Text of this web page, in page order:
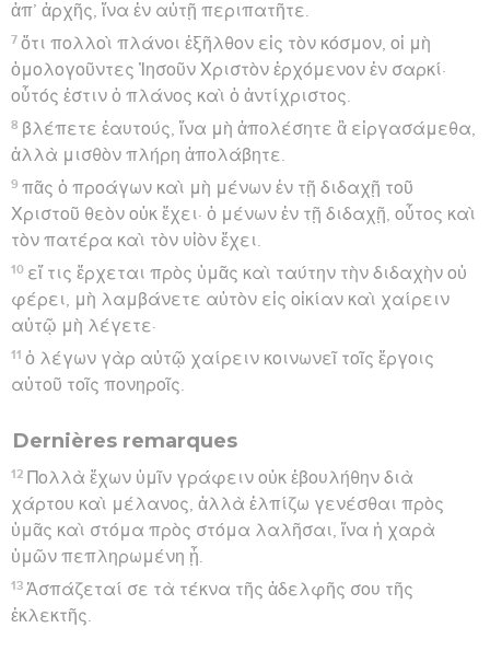
ἀπ’ ἀρχῆς, ἵνα ἐν αὐτῇ περιπατῆτε.
7 ὅτι πολλοὶ πλάνοι ἐξῆλθον εἰς τὸν κόσμον, οἱ μὴ
ὁμολογοῦντες Ἰησοῦν Χριστὸν ἐρχόμενον ἐν σαρκί·
οὗτός ἐστιν ὁ πλάνος καὶ ὁ ἀντίχριστος.
8 βλέπετε ἑαυτούς, ἵνα μὴ ἀπολέσητε ἃ εἰργασάμεθα,
ἀλλὰ μισθὸν πλήρη ἀπολάβητε.
9 πᾶς ὁ προάγων καὶ μὴ μένων ἐν τῇ διδαχῇ τοῦ
Χριστοῦ θεὸν οὐκ ἔχει· ὁ μένων ἐν τῇ διδαχῇ, οὗτος καὶ
τὸν πατέρα καὶ τὸν υἱὸν ἔχει.
10 εἴ τις ἔρχεται πρὸς ὑμᾶς καὶ ταύτην τὴν διδαχὴν οὐ
φέρει, μὴ λαμβάνετε αὐτὸν εἰς οἰκίαν καὶ χαίρειν
αὐτῷ μὴ λέγετε·
11 ὁ λέγων γὰρ αὐτῷ χαίρειν κοινωνεῖ τοῖς ἔργοις
αὐτοῦ τοῖς πονηροῖς.
Dernières remarques
12 Πολλὰ ἔχων ὑμῖν γράφειν οὐκ ἐβουλήθην διὰ
χάρτου καὶ μέλανος, ἀλλὰ ἐλπίζω γενέσθαι πρὸς
ὑμᾶς καὶ στόμα πρὸς στόμα λαλῆσαι, ἵνα ἡ χαρὰ
ὑμῶν πεπληρωμένη ᾖ.
13 Ἀσπάζεταί σε τὰ τέκνα τῆς ἀδελφῆς σου τῆς
ἐκλεκτῆς.